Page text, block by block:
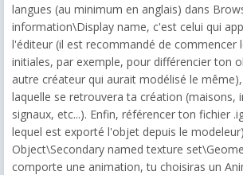
langues (au minimum en anglais) dans
information\Display name, c'est celui qui
l'éditeur (il est recommandé de commencer
initiales, par exemple, pour différencier ton
autre créateur qui aurait modélisé le
laquelle se retrouvera ta création (maisons,
signaux, etc...). Enfin, référencer ton fichier
lequel est exporté l'objet depuis le
Object\Secondary named texture
comporte une animation, tu choisiras un